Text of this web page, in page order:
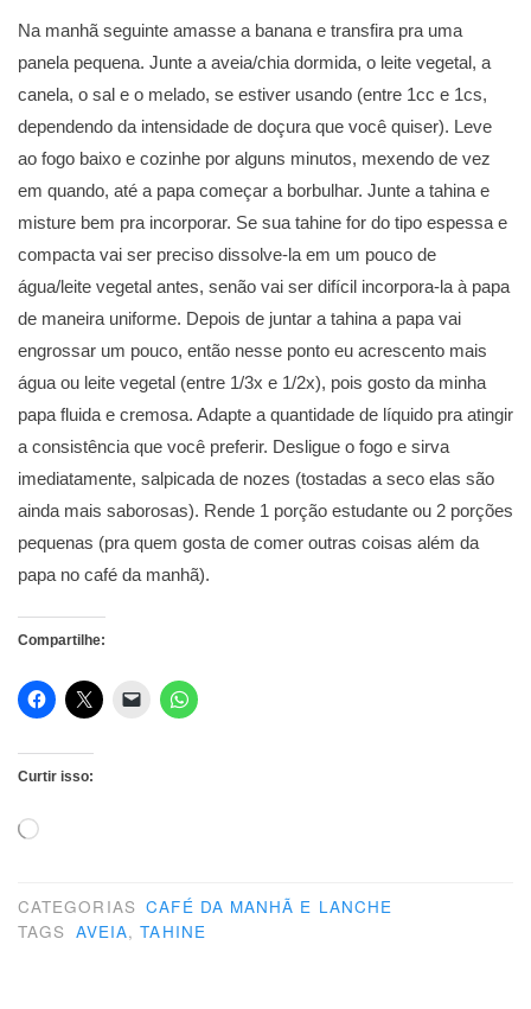
Na manhã seguinte amasse a banana e transfira pra uma
panela pequena. Junte a aveia/chia dormida, o leite vegetal, a
canela, o sal e o melado, se estiver usando (entre 1cc e 1cs,
dependendo da intensidade de doçura que você quiser). Leve
ao fogo baixo e cozinhe por alguns minutos, mexendo de vez
em quando, até a papa começar a borbulhar. Junte a tahina e
misture bem pra incorporar. Se sua tahine for do tipo espessa e
compacta vai ser preciso dissolve-la em um pouco de
água/leite vegetal antes, senão vai ser difícil incorpora-la à papa
de maneira uniforme. Depois de juntar a tahina a papa vai
engrossar um pouco, então nesse ponto eu acrescento mais
água ou leite vegetal (entre 1/3x e 1/2x), pois gosto da minha
papa fluida e cremosa. Adapte a quantidade de líquido pra atingir
a consistência que você preferir. Desligue o fogo e sirva
imediatamente, salpicada de nozes (tostadas a seco elas são
ainda mais saborosas). Rende 1 porção estudante ou 2 porções
pequenas (pra quem gosta de comer outras coisas além da
papa no café da manhã).
Compartilhe:
Curtir isso:
Carregando...
CATEGORIAS CAFÉ DA MANHÃ E LANCHE
TAGS AVEIA,TAHINE